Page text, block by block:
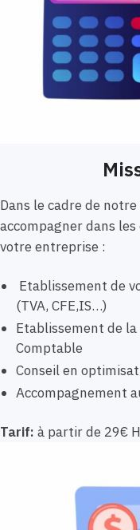
Dans le cadre de
accompagner dans
votre entreprise :
Etablissement de
(TVA, CFE,IS…)
Etablissement de
Comptable
Conseil en
Accompagnement
Tarif: à partir de 29€